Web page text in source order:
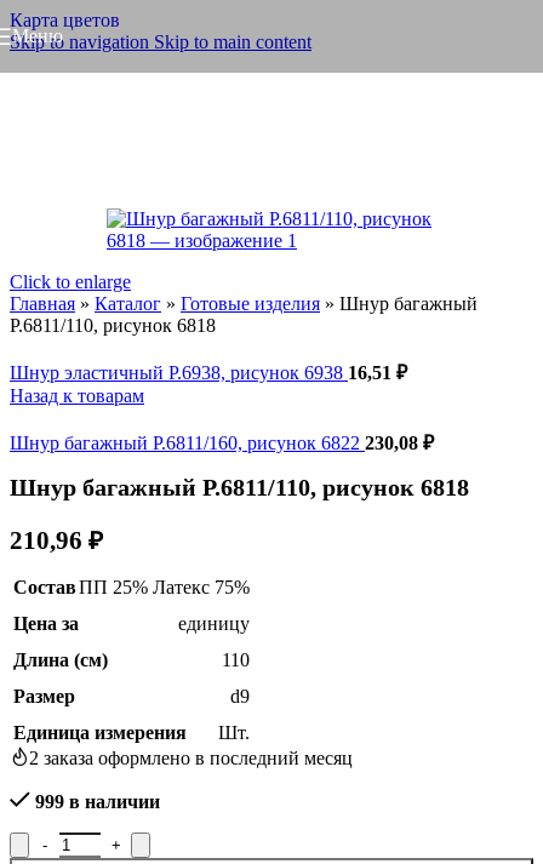
Карта цветов
Skip to navigation Skip to main content
Меню
Click to enlarge
Главная » Каталог » Готовые изделия » Шнур багажный
Р.6811/110, рисунок 6818
Шнур эластичный Р.6938, рисунок 6938 16,51 ₽
Назад к товарам
Шнур багажный Р.6811/160, рисунок 6822 230,08 ₽
Шнур багажный Р.6811/110, рисунок 6818
210,96 ₽
СоставПП 25% Латекс 75%
Цена за
единицу
Длина (см)
110
Размер
d9
Единица измерения
Шт.
2 заказа оформлено в последний месяц
999 в наличии
Количество товара Шнур багажный Р.6811/110, рисунок 6818